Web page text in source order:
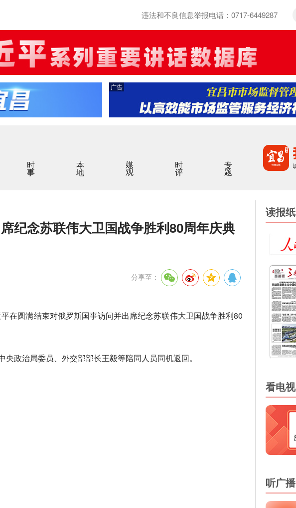
违法和不良信息举报电话：0717-6449287
广告
时事 本地 媒观 时评 专题
纪念苏联伟大卫国战争胜利80周年庆典
分享至：
圆满结束对俄罗斯国事访问并出席纪念苏联伟大卫国战争胜利80
政治局委员、外交部部长王毅等陪同人员同机返回。
读报纸
看电视
听广播